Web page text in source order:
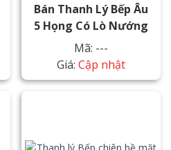
Bán Thanh Lý Bếp Âu
5 Họng Có Lò Nướng
Mã: ---
Giá: Cập nhật